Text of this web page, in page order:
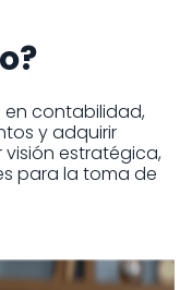
en contabilidad,
y adquirir
estratégica,
para la toma de